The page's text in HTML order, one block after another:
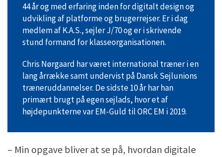
44 år og med erfaring inden for digitalt design og
udvikling af platforme og brugerrejser. Er i dag
medlem af K.A.S., sejler J/70 og er i skrivende
stund formand for klasseorganisationen.
Chris Nørgaard har været international træner i en
lang årrække samt undervist på Dansk Sejlunions
træneruddannelser. De sidste 10 år har han
primært brugt på egen sejlads, hvor et af
højdepunkterne var EM-Guld til ORC EM i 2019.
­– Min opgave bliver at se på, hvordan digitale